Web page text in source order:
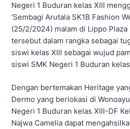
Negeri 1 Buduran kelas XIII
‘Sembagi Arutala SK1B Fashion
(25/2/2024) malam di Lippo
tersebut dalam rangka sebagai
siswi kelas XIII sebagai wujud
siswi SMK Negeri 1 Buduran
Dengan bertemakan Heritage
Dermo yang berlokasi di
Negeri 1 Buduran kelas XIII-DF
Najwa Camelia dapat